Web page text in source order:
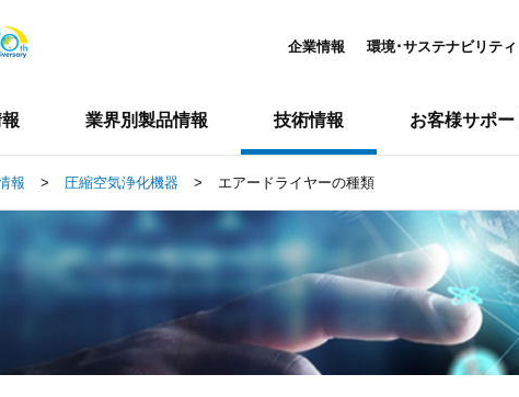
企業情報 環境･サステナビリティ
業界別製品情報 技術情報 お客様サポー
報 > 圧縮空気浄化機器 > エアードライヤーの種類